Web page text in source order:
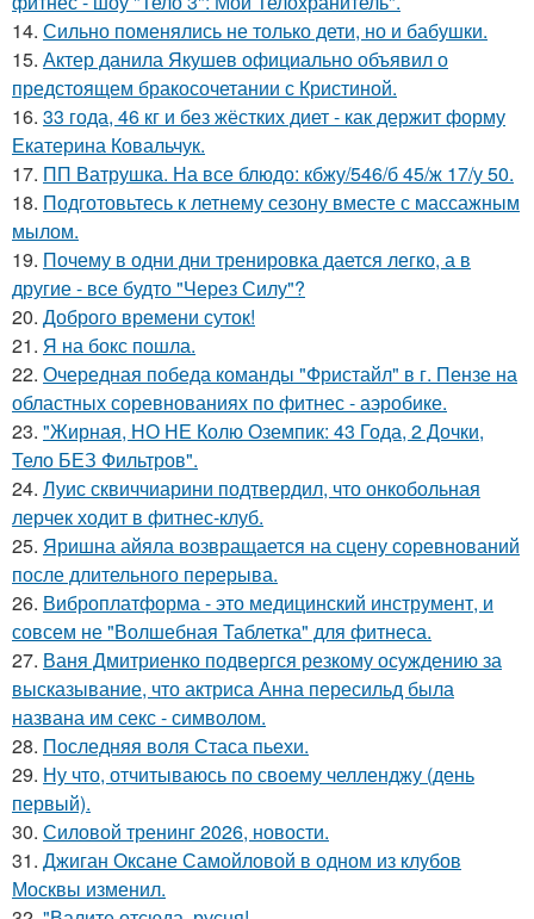
14. Сильно поменялись не только дети, но и бабушки.
15. Актер данила Якушев официально объявил о
предстоящем бракосочетании с Кристиной.
16. 33 года, 46 кг и без жёстких диет - как держит форму
Екатерина Ковальчук.
17. ПП Ватрушка. На все блюдо: кбжу/546/б 45/ж 17/у 50.
18. Подготовьтесь к летнему сезону вместе с массажным
мылом.
19. Почему в одни дни тренировка дается легко, а в
другие - все будто "Через Силу"?
20. Доброго времени суток!
21. Я на бокс пошла.
22. Очередная победа команды "Фристайл" в г. Пензе на
областных соревнованиях по фитнес - аэробике.
23. "Жирная, НО НЕ Колю Оземпик: 43 Года, 2 Дочки,
Тело БЕЗ Фильтров".
24. Луис сквиччиарини подтвердил, что онкобольная
лерчек ходит в фитнес-клуб.
25. Яришна айяла возвращается на сцену соревнований
после длительного перерыва.
26. Виброплатформа - это медицинский инструмент, и
совсем не "Волшебная Таблетка" для фитнеса.
27. Ваня Дмитриенко подвергся резкому осуждению за
высказывание, что актриса Анна пересильд была
названа им секс - символом.
28. Последняя воля Стаса пьехи.
29. Ну что, отчитываюсь по своему челленджу (день
первый).
30. Силовой тренинг 2026, новости.
31. Джиган Оксане Самойловой в одном из клубов
Москвы изменил.